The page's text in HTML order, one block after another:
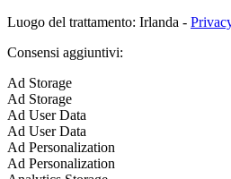
Luogo del trattamento: Irlanda -
Consensi aggiuntivi:
Ad Storage
Ad Storage
Ad User Data
Ad User Data
Ad Personalization
Ad Personalization